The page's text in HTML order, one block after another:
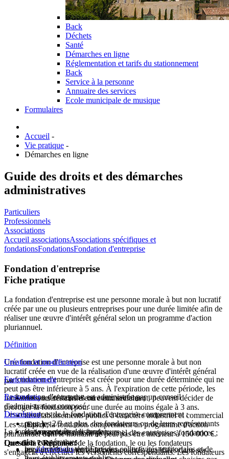
Back
Déchets
Santé
Démarches en ligne
Réglementation et tarifs du stationnement
Back
Service à la personne
Annuaire des services
Ecole municipale de musique
Formulaires
Accueil -
Vie pratique -
Démarches en ligne
Guide des droits et des démarches
administratives
Particuliers
Professionnels
Associations
Accueil associationsAssociations spécifiques et
fondationsFondationsFondation d'entreprise
Fondation d'entreprise
Fiche pratique
La fondation d'entreprise est une personne morale à but non lucratif
créée par une ou plusieurs entreprises pour une durée limitée afin de
réaliser une œuvre d'intérêt général selon un programme d'action
pluriannuel.
Définition
Une fondation d'entreprise est une personne morale à but non
lucratif créée en vue de la réalisation d'une œuvre d'intérêt général
par :
des sociétés civiles ou commerciales ;
des établissements publics à caractère industriel et commercial
(Epic) ;
des coopératives ;
Création et modification
La fondation d'entreprise est créée pour une durée déterminée qui ne
peut pas être inférieure à 5 ans. À l'expiration de cette période, les
fondateurs, ou certains d'entre eux seulement, peuvent décider de
proroger la fondation pour une durée au moins égale à 3 ans.
Les statuts de la fondation comprennent un programme d'action
pluriannuel dont le montant ne peut pas être inférieur à150 000 €.
Lors de la constitution de la fondation, le ou les fondateurs
s'engagent à effectuer les versements correspondants. Les fondateurs
Fonctionnement
La fondation d'entreprise est administrée par un conseil
d'administration composé :
pour les 2/3 au plus, des fondateurs ou de leurs représentants
et de représentants du personnel des entreprises fondatrices ;
et pour 1/3 au moins de personnalités qualifiées dans ses
Ressources
Les ressources de la fondation d'entreprise comprennent :
les versements des fondateurs ;
lessubventionsde l’État, des collectivités territoriales et de
Dissolution
La fondation peut être dissoute :
par l'arrivée du terme prévu ;
Question ? Réponse !